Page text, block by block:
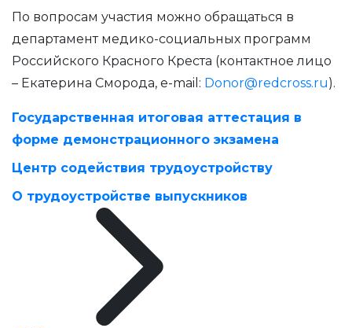
По вопросам участия можно обращаться в
департамент медико-социальных программ
Российского Красного Креста (контактное лицо
– Екатерина Сморода, e-mail: Donor@redcross.ru).
Государственная итоговая аттестация в
форме демонстрационного экзамена
Центр содействия трудоустройству
О трудоустройстве выпускников